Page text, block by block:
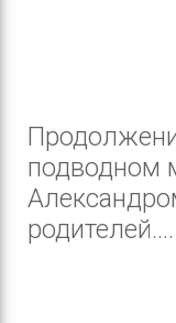
подводном
родителей....